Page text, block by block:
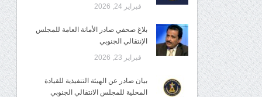
فبراير 24, 2026
بلاغ صحفي صادر الأمانة العامة للمجلس
الإنتقالي الجنوبي
فبراير 23, 2026
بيان صادر عن الهيئة التنفيذية للقيادة
المحلية للمجلس الانتقالي الجنوبي